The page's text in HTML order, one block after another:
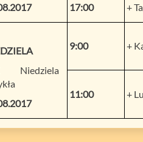
17:00 +
Niedziela
9:00 +
11:00 +